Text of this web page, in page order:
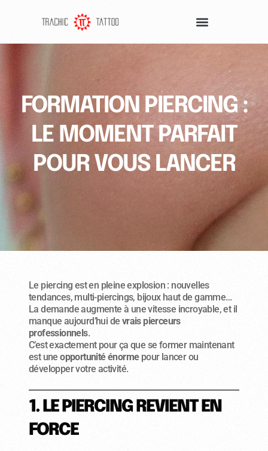
FORMATION PIERCING :
LE MOMENT PARFAIT
POUR VOUS LANCER
Le piercing est en pleine explosion : nouvelles
tendances, multi-piercings, bijoux haut de gamme…
La demande augmente à une vitesse incroyable, et il
manque aujourd’hui de vrais pierceurs
professionnels.
C’est exactement pour ça que se former maintenant
est uneopportunité énormepour lancer ou
développer votre activité.
1. LE PIERCING REVIENT EN
FORCE